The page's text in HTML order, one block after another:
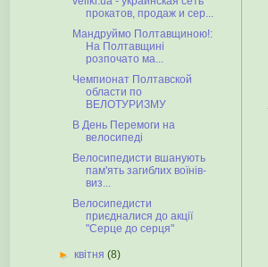
прокатов, продаж и сер...
Мандруймо Полтавщиною!:
На Полтавщині
розпочато ма...
Чемпионат Полтавской
области по
ВЕЛОТУРИЗМУ
В День Перемоги на
велосипеді
Велосипедисти вшанують
пам'ять загиблих воїнів-
виз...
Велосипедисти
приєдналися до акції
"Серце до серця"
►квітня(8)